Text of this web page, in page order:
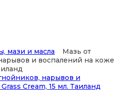
мази и масла
Мазь от
и воспалений на коже